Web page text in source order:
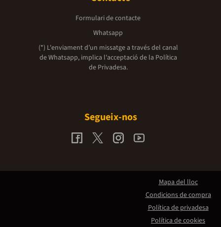
Formulari de contacte
Whatsapp
(*) L'enviament d’un missatge a través del canal
de Whatsapp, implica l'acceptació de la Política
de Privadesa.
Segueix-nos
Mapa del lloc
Condicions de compra
Política de privadesa
Política de cookies